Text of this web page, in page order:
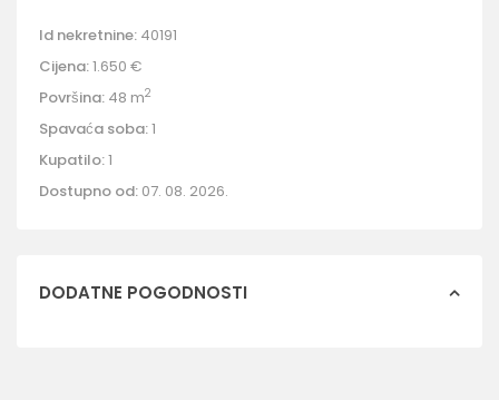
Id nekretnine: 40191
Cijena:1.650 €
Površina: 48 m2
Spavaća soba:1
Kupatilo:1
Dostupno od: 07. 08. 2026.
DODATNE POGODNOSTI